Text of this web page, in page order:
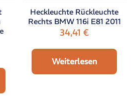
Heckleuchte Rückleuchte
Rechts BMW 116i E81 2011
34,41€
Weiterlesen